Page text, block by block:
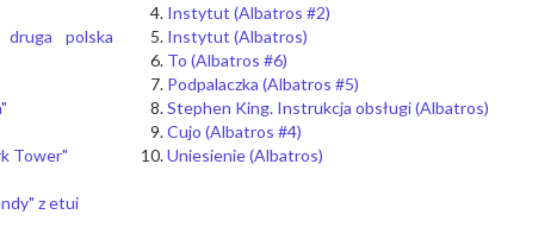
polska
Tower"
z etui
Instytut (Albatros #2)
Instytut (Albatros)
To (Albatros #6)
Podpalaczka (Albatros #5)
Stephen King. Instrukcja obsługi (Albatros)
Cujo (Albatros #4)
Uniesienie (Albatros)